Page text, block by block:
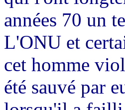
années 70 un
L'ONU et
cet homme
été sauvé par